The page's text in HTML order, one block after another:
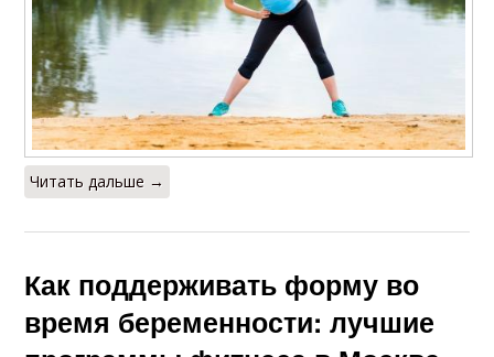
Читать дальше →
Как поддерживать форму во
время беременности: лучшие